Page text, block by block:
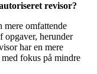
revisor?
mere omfattende
opgaver, herunder
har en mere
fokus på mindre